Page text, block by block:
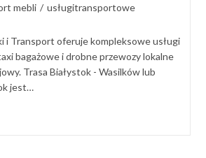
mebli / usługitransportowe
i Transport oferuje kompleksowe usługi
bagażowe i drobne przewozy lokalne
Trasa Białystok - Wasilków lub
jest…